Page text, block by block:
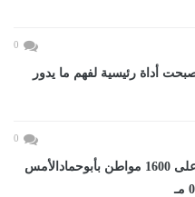
0
أداة رئيسية لفهم ما يدور
0
صحة الشرقية توقع الكشف على 1600 مواطن بأبوحمادالأمس